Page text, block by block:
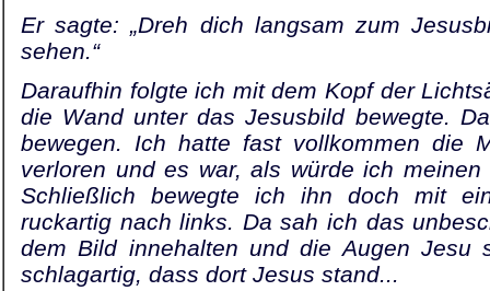
Er sagte: „Dreh dich langsam zum
sehen.“
Daraufhin folgte ich mit dem Kopf der
die Wand unter das Jesusbild bewegte.
bewegen. Ich hatte fast vollkommen die
verloren und es war, als würde ich
Schließlich bewegte ich ihn doch mit
ruckartig nach links. Da sah ich das
dem Bild innehalten und die Augen Jesu
schlagartig, dass dort Jesus stand...